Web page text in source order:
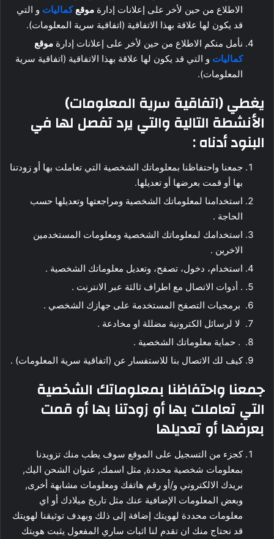
الاطلاع من حين لأخر على إعلانات إدارة موقعكماليات و التي
قد يكون لها علاقة بهذا الاتفاقية (اتفاقية سرية المعلومات).
نأمل منكم الاطلاع من حين لأخر على إعلانات إدارة موقع
كماليات و التي قد يكون لها علاقة بهذا الاتفاقية (اتفاقية سرية
المعلومات).
يغطي (اتفاقية سرية المعلومات)
الأنشطة التالية والتي يرد تفصل لها في
البنود أدناه :
جمعنا واحتفاظنا بمعلوماتك الشخصية التي تعاملت بها أو زودتنا
بها أو قمت بعرضها أو تعديلها.
استخدامنا لمعلوماتك الشخصية ومراجعتها وتعديلها حسب
الحاجة .
استخدامك لمعلوماتك الشخصية ومعلومات المستخدمين
الاخرين .
استخدام، دخول، تصفح، وتعديل معلوماتك الشخصية .
. أدوات الاتصال مع اطراف ثالثة عبر الانترنت .
برمجيات التصفح المستخدمة على جهازك الشخصي .
لا لرسائل الكترونية مضللة او مخادعة .
. حماية معلوماتك الشخصية .
كيف لك الاتصال بنا للاستفسار عن (اتفاقية سرية المعلومات) .
جمعنا واحتفاظنا بمعلوماتك الشخصية
التي تعاملت بها أو زودتنا بها أو قمت
بعرضها أو تعديلها
كجزء من التسجيل على الموقع سوف يطب منك تزويدنا
بمعلومات شخصية محددة, مثل اسمك, عنوان الشحن اليك,
بريدك الالكتروني و/أو رقم هاتفك ومعلومات مشابهة أخرى,
وبعض المعلومات الإضافية عنك مثل تاريخ ميلادك أو اي
معلومات محددة لهويتك إضافة إلى ذلك وبهدف توثيقنا لهويتك
قد نحتاج منك ان تقدم لنا اثبات ساري المفعول يثبت هويتك